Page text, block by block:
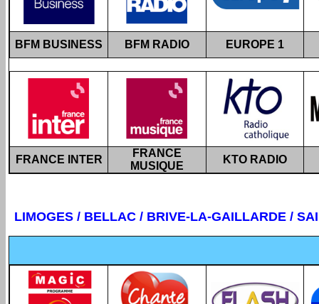
BFM BUSINESS BFM RADIO EUROPE 1
FRANCE INTER
FRANCE
MUSIQUE
KTO RADIO
LIMOGES / BELLAC / BRIVE-LA-GAILLARDE /